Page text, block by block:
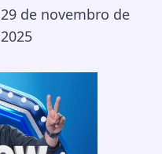
29 de novembro de
2025